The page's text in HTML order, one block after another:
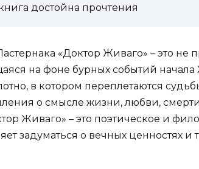
достойна прочтения
«Доктор Живаго» – это не
на фоне бурных событий начала
в котором переплетаются
о смысле жизни, любви,
Живаго» – это поэтическое и
задуматься о вечных ценностях